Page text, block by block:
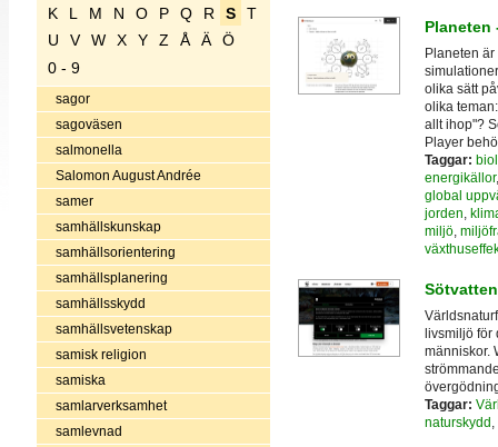
K
L M N O P Q R S
T
U
V W X Y Z Å Ä
Ö
0 - 9
sagor
sagoväsen
salmonella
Salomon August Andrée
samer
samhällskunskap
samhällsorientering
samhällsplanering
samhällsskydd
samhällsvetenskap
samisk religion
samiska
samlarverksamhet
samlevnad
Planeten
Planeten är
olika sätt
olika
allt ihop"?
Player
Taggar:
energikällor
global
jorden
miljö,
livsmiljö för
människor.
Taggar:
naturskydd ,